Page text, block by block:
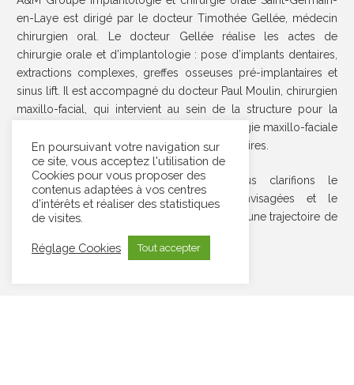
en-Laye est dirigé par le docteur Timothée Gellée, médecin
chirurgien oral. Le docteur Gellée réalise les actes de
chirurgie orale et d’implantologie : pose d’implants dentaires,
extractions complexes, greffes osseuses pré-implantaires et
sinus lift. Il est accompagné du docteur Paul Moulin, chirurgien
maxillo-facial, qui intervient au sein de la structure pour la
prise en charge des cas relevant de la chirurgie maxillo-faciale
et des traitements chirurgicaux complémentaires.
Avant votre première consultation, nous clarifions le
diagnostic, les options chirurgicales envisagées et le
calendrier prévisionnel, afin de vous donner une trajectoire de
soins réaliste et personnalisée.
En poursuivant votre navigation sur
ce site, vous acceptez l'utilisation de
Cookies pour vous proposer des
contenus adaptées à vos centres
d'intérêts et réaliser des statistiques
de visites.
Réglage Cookies Tout accepter